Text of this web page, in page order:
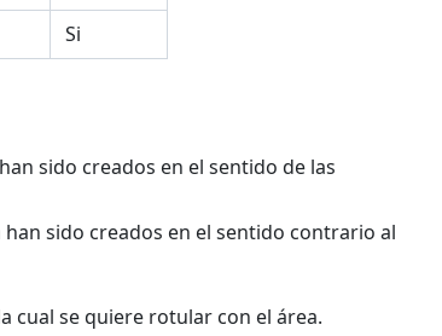
Si
sido creados en el sentido de las
sido creados en el sentido contrario al
cual se quiere rotular con el área.